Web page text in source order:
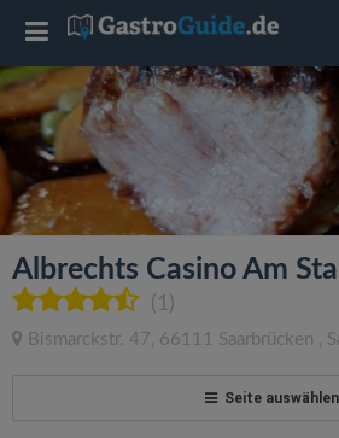
Albrechts Casino Am
(1)
Bismarckstr. 47, 66111 Saarbrücken ,
Seite auswählen
T
g
g
l
e